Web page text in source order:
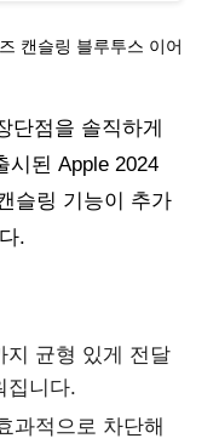
캔슬링 블루투스 이어
단점을 솔직하게
시된 Apple 2024
슬링 기능이 추가
.
지 균형 있게 전달
집니다.
과적으로 차단해